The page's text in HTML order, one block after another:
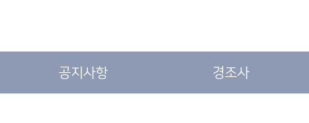
공지사항 경조사